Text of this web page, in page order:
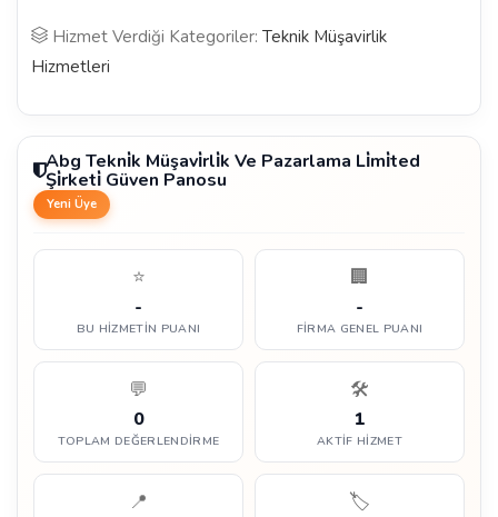
Hizmet Verdiği Kategoriler: Teknik Müşavirlik
Hizmetleri
Abg Tekni̇k Müşavi̇rli̇k Ve Pazarlama Li̇mi̇ted
Şi̇rketi̇ Güven Panosu
Yeni Üye
⭐
-
BU HIZMETIN PUANI
🏢
-
FIRMA GENEL PUANI
💬
0
TOPLAM DEĞERLENDIRME
🛠️
1
AKTIF HIZMET
📍 🏷️